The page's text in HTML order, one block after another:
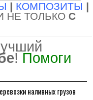
| КОМПОЗИТЫ |
НЕ ТОЛЬКО С
! Помоги
наливных грузов